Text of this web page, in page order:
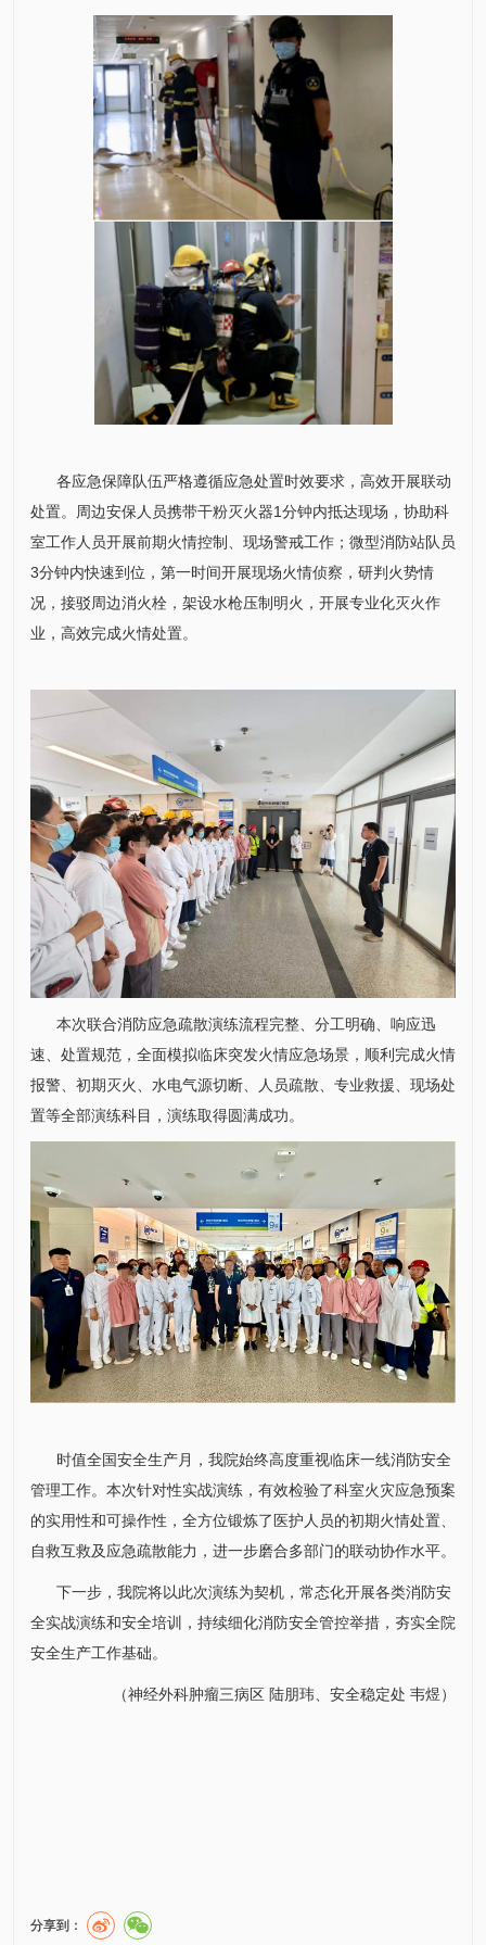
各应急保障队伍严格遵循应急处置时效要求，高效开展联动
处置。周边安保人员携带干粉灭火器1分钟内抵达现场，协助科
室工作人员开展前期火情控制、现场警戒工作；微型消防站队员
3分钟内快速到位，第一时间开展现场火情侦察，研判火势情
况，接驳周边消火栓，架设水枪压制明火，开展专业化灭火作
业，高效完成火情处置。
本次联合消防应急疏散演练流程完整、分工明确、响应迅
速、处置规范，全面模拟临床突发火情应急场景，顺利完成火情
报警、初期灭火、水电气源切断、人员疏散、专业救援、现场处
置等全部演练科目，演练取得圆满成功。
时值全国安全生产月，我院始终高度重视临床一线消防安全
管理工作。本次针对性实战演练，有效检验了科室火灾应急预案
的实用性和可操作性，全方位锻炼了医护人员的初期火情处置、
自救互救及应急疏散能力，进一步磨合多部门的联动协作水平。
下一步，我院将以此次演练为契机，常态化开展各类消防安
全实战演练和安全培训，持续细化消防安全管控举措，夯实全院
安全生产工作基础。
（神经外科肿瘤三病区 陆朋玮、安全稳定处 韦煜）
分享到：